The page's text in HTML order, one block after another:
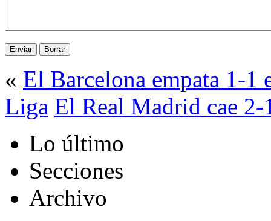
« El Barcelona empata 1-
Liga El Real Madrid cae 2-
Lo último
Secciones
Archivo